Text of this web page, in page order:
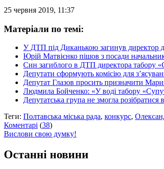
25 червня 2019, 11:37
Матеріали по темі:
У ДТП під Диканькою загинув директор
Юрій Матвієнко пішов з посади
Син загиблого в ДТП директора табору
Депутати сформують комісію для
Депутат Глазов просить призначити
Людмила Бойченко: «У воді табору
Депутатська група не змогла
Теги: Полтавська міська рада, конкурс,
Коментарі (38)
Вислови свою думку!
Останні новини